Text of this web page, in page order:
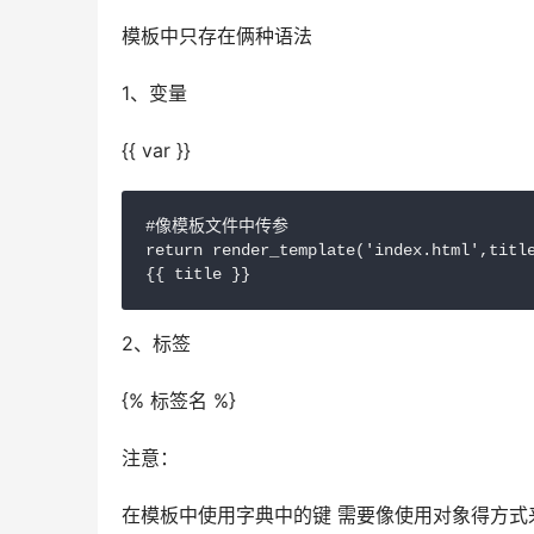
模板中只存在俩种语法
1、变量
{{ var }}
#像模板文件中传参
return
2、标签
{% 标签名 %}
注意：
在模板中使用字典中的键 需要像使用对象得方式